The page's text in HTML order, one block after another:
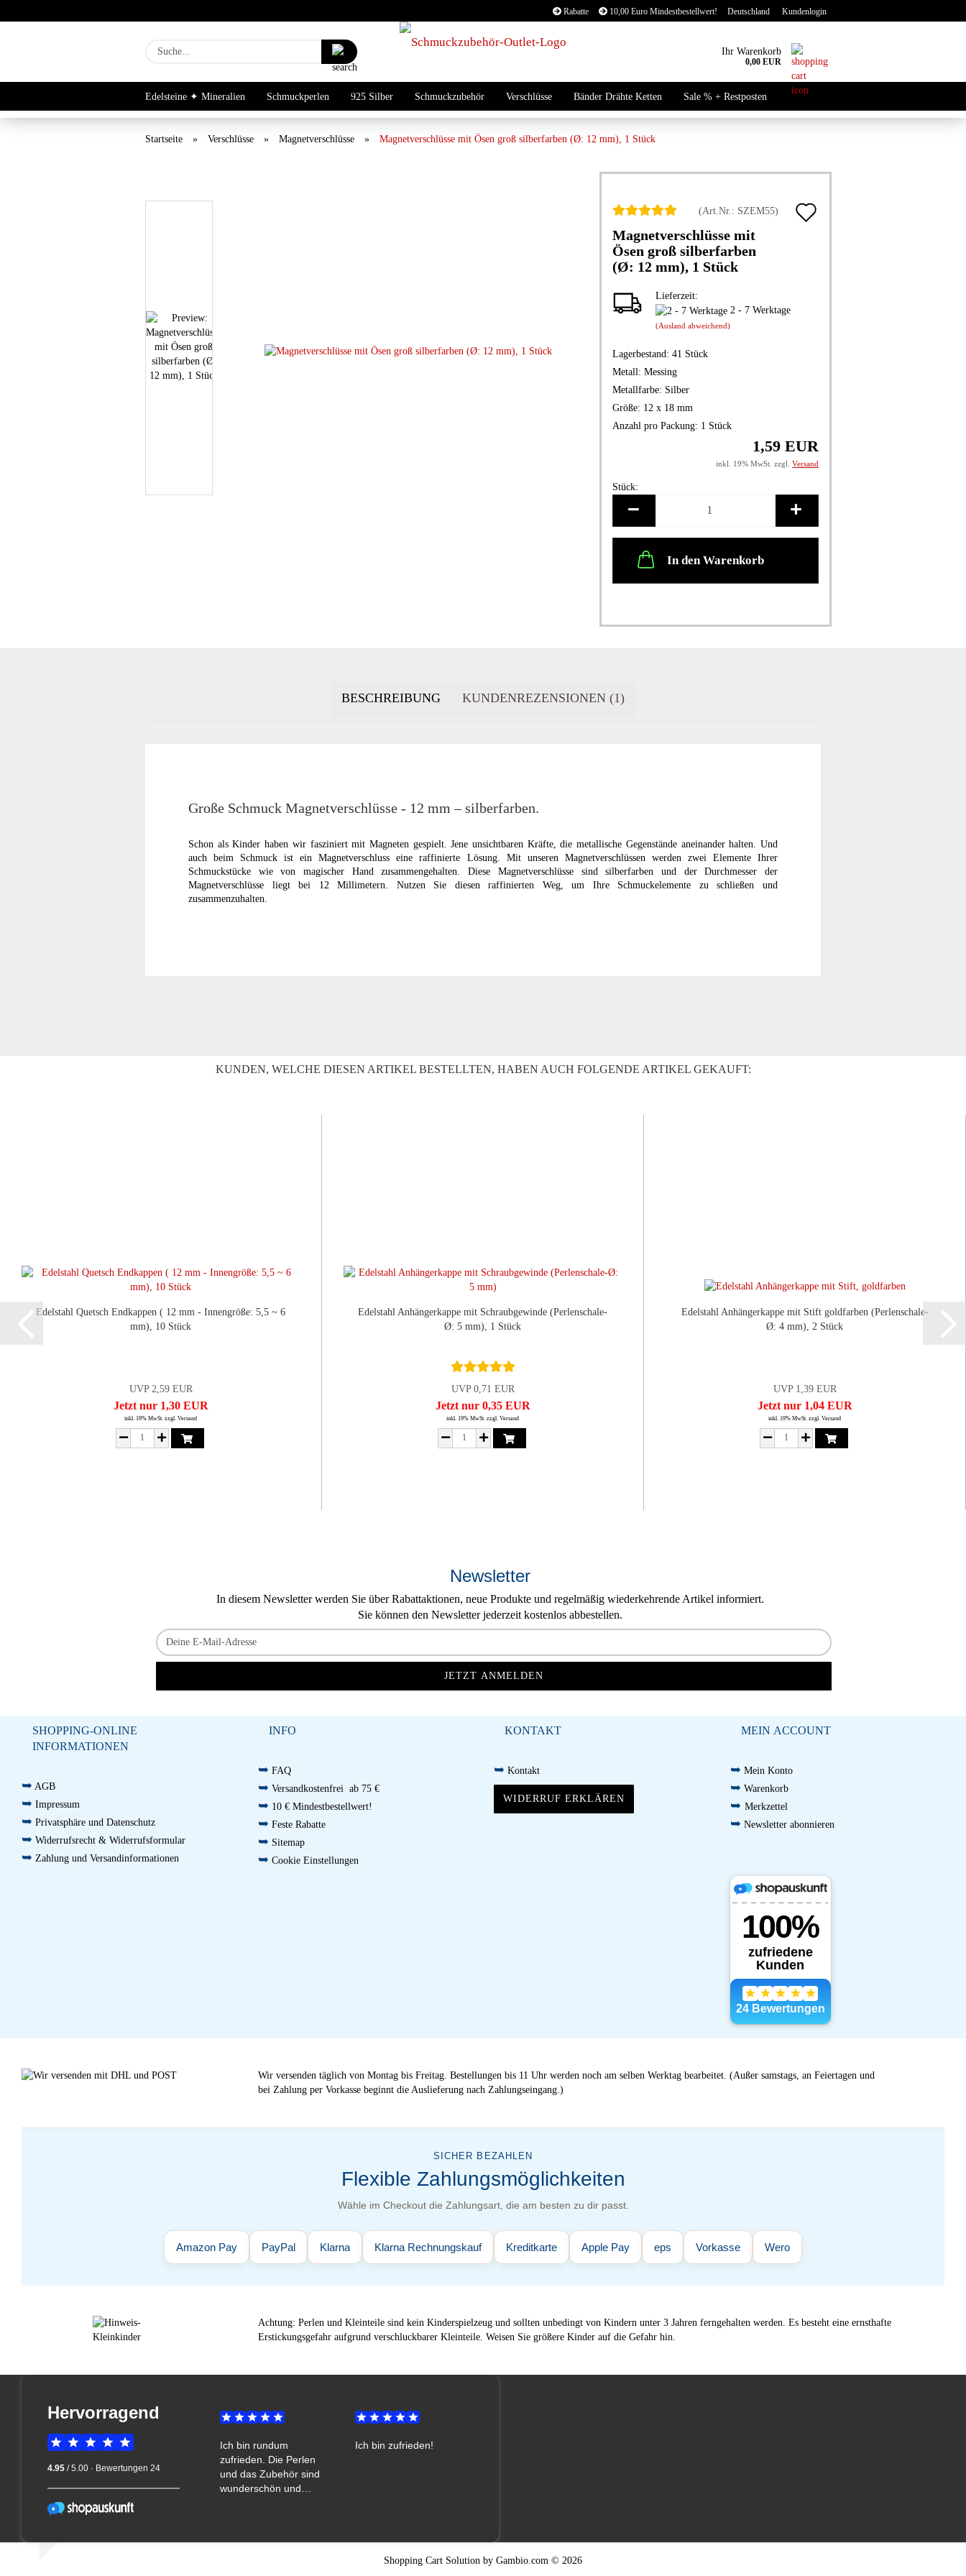
Rabatte 10,00 Euro Mindestbestellwert! Deutschland Kundenlogin
Konto erstellen
Passwort vergessen?
Suche...
Ihr Warenkorb
0,00 EUR
Edelsteine ✦ Mineralien Schmuckperlen 925 Silber Schmuckzubehör Verschlüsse Bänder Drähte Ketten Sale % + Restposten
Startseite
» Verschlüsse » Magnetverschlüsse » Magnetverschlüsse mit Ösen groß silberfarben (Ø: 12 mm), 1 Stück
(Art.Nr.: SZEM55)
Magnetverschlüsse mit
Ösen groß silberfarben
(Ø: 12 mm), 1 Stück
Lieferzeit:
2 - 7 Werktage
(Ausland abweichend)
Lagerbestand: 41 Stück
Metall: Messing
Metallfarbe: Silber
Größe: 12 x 18 mm
Anzahl pro Packung: 1 Stück
1,59 EUR
inkl. 19% MwSt. zzgl. Versand
Stück:
Stück
In den Warenkorb
BESCHREIBUNG KUNDENREZENSIONEN (1)
Große Schmuck Magnetverschlüsse - 12 mm – silberfarben.
Schon als Kinder haben wir fasziniert mit Magneten gespielt. Jene unsichtbaren Kräfte, die metallische Gegenstände aneinander halten. Und
auch beim Schmuck ist ein Magnetverschluss eine raffinierte Lösung. Mit unseren Magnetverschlüssen werden zwei Elemente Ihrer
Schmuckstücke wie von magischer Hand zusammengehalten. Diese Magnetverschlüsse sind silberfarben und der Durchmesser der
Magnetverschlüsse liegt bei 12 Millimetern. Nutzen Sie diesen raffinierten Weg, um Ihre Schmuckelemente zu schließen und
zusammenzuhalten.
KUNDEN, WELCHE DIESEN ARTIKEL BESTELLTEN, HABEN AUCH FOLGENDE ARTIKEL GEKAUFT:
Edelstahl Quetsch Endkappen ( 12 mm - Innengröße: 5,5 ~ 6
mm), 10 Stück
UVP 2,59 EUR
Jetzt nur 1,30 EUR
inkl. 19% MwSt. zzgl. Versand
Edelstahl Anhängerkappe mit Schraubgewinde (Perlenschale-​
Ø: 5 mm), 1 Stück
UVP 0,71 EUR
Jetzt nur 0,35 EUR
inkl. 19% MwSt. zzgl. Versand
Edelstahl Anhängerkappe mit Stift goldfarben (Perlenschale-
Ø: ​4 mm), 2 Stück
UVP 1,39 EUR
Jetzt nur 1,04 EUR
inkl. 19% MwSt. zzgl. Versand
Newsletter
In diesem Newsletter werden Sie über Rabattaktionen, neue Produkte und regelmäßig wiederkehrende Artikel informiert.
Sie können den Newsletter jederzeit kostenlos abbestellen.
SHOPPING-ONLINE
INFORMATIONEN
➥ AGB
➥ Impressum
➥ Privatsphäre und Datenschutz
➥ Widerrufsrecht & Widerrufsformular
➥ Zahlung und Versandinformationen
INFO
➥ FAQ
➥ Versandkostenfrei ab 75 €
➥ 10 € Mindestbestellwert!
➥ Feste Rabatte
➥ Sitemap
➥ Cookie Einstellungen
KONTAKT
➥ Kontakt
WIDERRUF ERKLÄREN
MEIN ACCOUNT
➥ Mein Konto
➥ Warenkorb
➥ Merkzettel
➥ Newsletter abonnieren
Wir versenden täglich von Montag bis Freitag. Bestellungen bis 11 Uhr werden noch am selben Werktag bearbeitet. (Außer samstags, an Feiertagen und
bei Zahlung per Vorkasse beginnt die Auslieferung nach Zahlungseingang.)
SICHER BEZAHLEN
Flexible Zahlungsmöglichkeiten
Wähle im Checkout die Zahlungsart, die am besten zu dir passt.
Amazon Pay PayPal Klarna Klarna Rechnungskauf Kreditkarte Apple Pay eps Vorkasse Wero
Achtung: Perlen und Kleinteile sind kein Kinderspielzeug und sollten unbedingt von Kindern unter 3 Jahren ferngehalten werden. Es besteht eine ernsthafte
Erstickungsgefahr aufgrund verschluckbarer Kleinteile. Weisen Sie größere Kinder auf die Gefahr hin.
Shopping Cart Solution by Gambio.com © 2026